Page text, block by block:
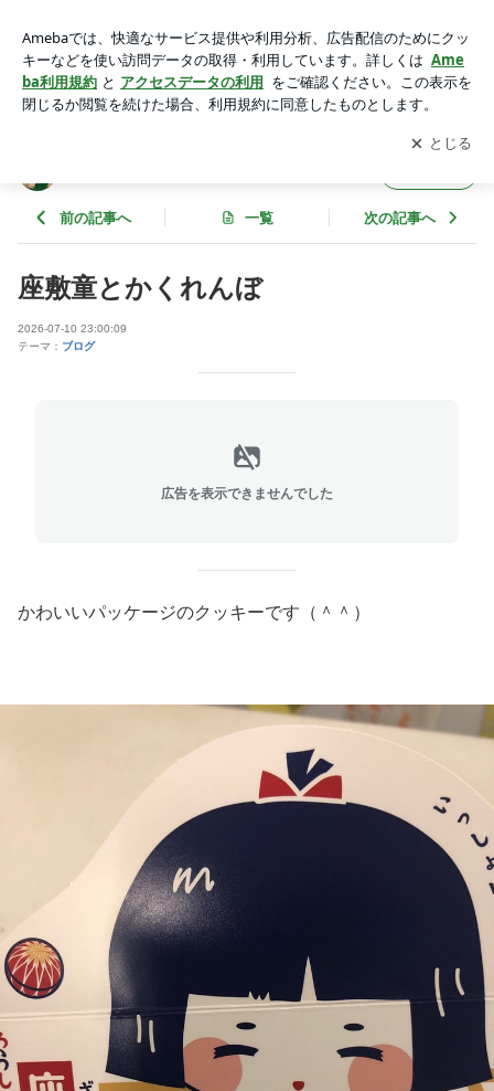
アプリをダウンロードして ブログの更新通知
を受け取りまし
ょう。
開く
前の記事へ 一覧 次の記事へ
座敷童とかくれんぼ
2026-07-10 23:00:09
テーマ： ブログ
広告を表示できませんでした
かわいいパッケージのクッキーです（＾＾）